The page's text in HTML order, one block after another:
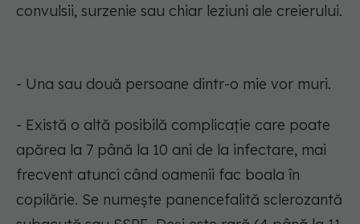
convulsii, surzenie sau chiar leziuni ale creierului.
- Una sau două persoane dintr-o mie vor muri.
- Există o altă posibilă complicație care poate
apărea la 7 până la 10 ani de la infectare, mai
frecvent atunci când oamenii fac boala în
copilărie. Se numește panencefalită sclerozantă